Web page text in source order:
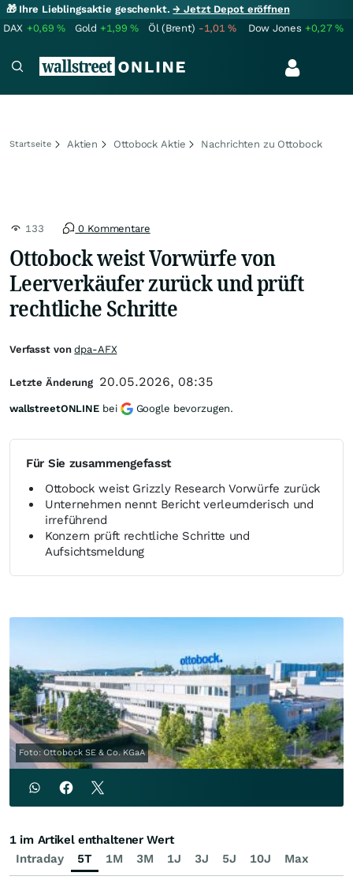
🎁 Ihre Lieblingsaktie geschenkt.→ Jetzt Depot eröffnen
DAX +0,69% Gold +1,99% Öl (Brent) -1,01% Dow Jones +0,27%
Startseite Aktien Ottobock Aktie Nachrichten zu Ottobock
133 0 Kommentare
Ottobock weist Vorwürfe von
Leerverkäufer zurück und prüft
rechtliche Schritte
Für Sie zusammengefasst
Ottobock weist Grizzly Research Vorwürfe zurück
Unternehmen nennt Bericht verleumderisch und
irreführend
Konzern prüft rechtliche Schritte und
Aufsichtsmeldung
Foto: Ottobock SE & Co. KGaA
Verfasst vondpa-AFX
Letzte Änderung 20.05.2026, 08:35
wallstreetONLINE bei Google bevorzugen.
Intraday 5T 1M 3M 1J 3J 5J 10J Max
1 im Artikel enthaltener Wert